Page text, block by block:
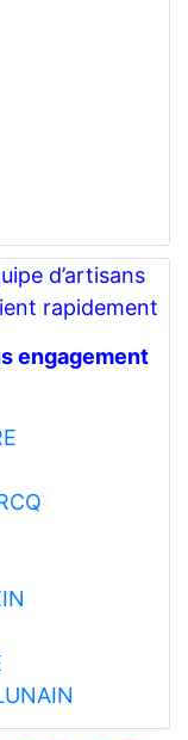
d’artisans
rapidement
engagement